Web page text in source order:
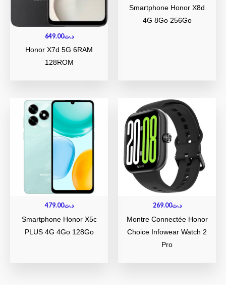
د.ت649.00
Honor X7d 5G 6RAM
128ROM
Smartphone Honor X8d
4G 8Go 256Go
د.ت479.00
Smartphone Honor X5c
PLUS 4G 4Go 128Go
د.ت269.00
Montre Connectée Honor
Choice Infowear Watch 2
Pro